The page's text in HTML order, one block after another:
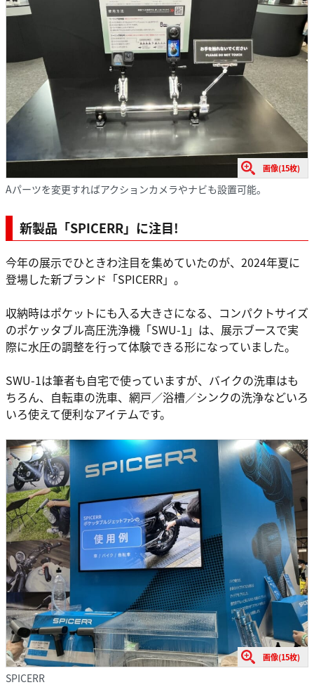
画像(15枚)
Aパーツを変更すればアクションカメラやナビも設置可能。
新製品「SPICERR」に注目!
今年の展示でひときわ注目を集めていたのが、2024年夏に
登場した新ブランド「SPICERR」。
収納時はポケットにも入る大きさになる、コンパクトサイズ
のポケッタブル高圧洗浄機「SWU-1」は、展示ブースで実
際に水圧の調整を行って体験できる形になっていました。
SWU-1は筆者も自宅で使っていますが、バイクの洗車はも
ちろん、自転車の洗車、網戸／浴槽／シンクの洗浄などいろ
いろ使えて便利なアイテムです。
画像(15枚)
SPICERR